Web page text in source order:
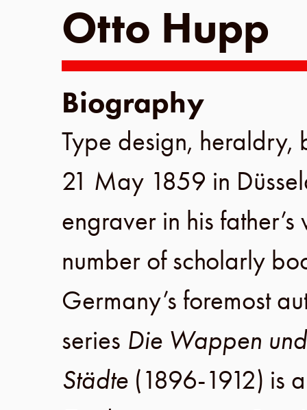
Otto Hupp
Biography
Type design, heraldry,
21 May 1859 in
engraver in his
number of scholarly
Germany’s foremost
series Die Wappen
Städte (1896-1912) is